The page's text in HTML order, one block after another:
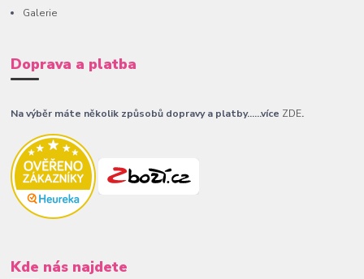
Galerie
Doprava a platba
Na výběr máte několik způsobů dopravy a platby......více ZDE.
Kde nás najdete